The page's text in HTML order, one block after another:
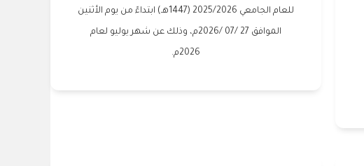
للعام الجامعي 2025/2026 (1447هـ) ابتداءً من يوم الأثنين
الموافق 27 /07 /2026م، وذلك عن شهر يوليو لعام
2026م.